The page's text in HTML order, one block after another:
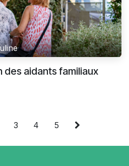
aidants familiaux
3 4 5